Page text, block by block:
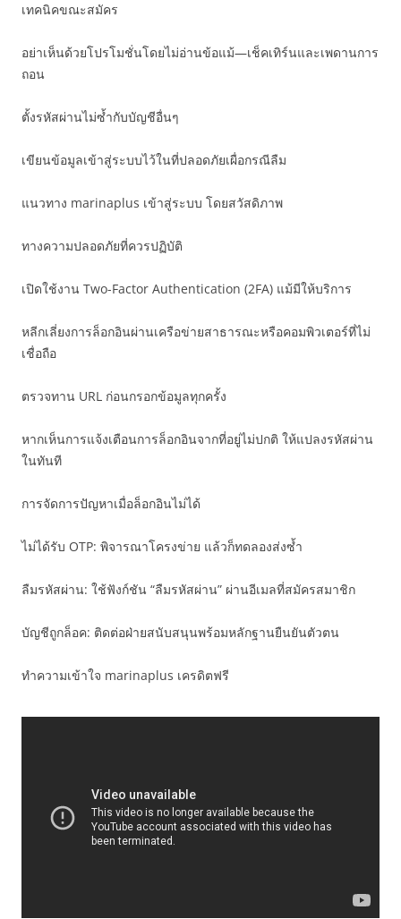
เทคนิคขณะสมัคร
อย่าเห็นด้วยโปรโมชั่นโดยไม่อ่านข้อแม้—เช็คเทิร์นและเพดานการ
ถอน
ตั้งรหัสผ่านไม่ซ้ำกับบัญชีอื่นๆ
เขียนข้อมูลเข้าสู่ระบบไว้ในที่ปลอดภัยเผื่อกรณีลืม
แนวทาง marinaplus เข้าสู่ระบบ โดยสวัสดิภาพ
ทางความปลอดภัยที่ควรปฏิบัติ
เปิดใช้งาน Two-Factor Authentication (2FA) แม้มีให้บริการ
หลีกเลี่ยงการล็อกอินผ่านเครือข่ายสาธารณะหรือคอมพิวเตอร์ที่ไม่
เชื่อถือ
ตรวจทาน URL ก่อนกรอกข้อมูลทุกครั้ง
หากเห็นการแจ้งเตือนการล็อกอินจากที่อยู่ไม่ปกติ ให้แปลงรหัสผ่าน
ในทันที
การจัดการปัญหาเมื่อล็อกอินไม่ได้
ไม่ได้รับ OTP: พิจารณาโครงข่าย แล้วก็ทดลองส่งซ้ำ
ลืมรหัสผ่าน: ใช้ฟังก์ชัน “ลืมรหัสผ่าน” ผ่านอีเมลที่สมัครสมาชิก
บัญชีถูกล็อค: ติดต่อฝ่ายสนับสนุนพร้อมหลักฐานยืนยันตัวตน
ทำความเข้าใจ marinaplus เครดิตฟรี